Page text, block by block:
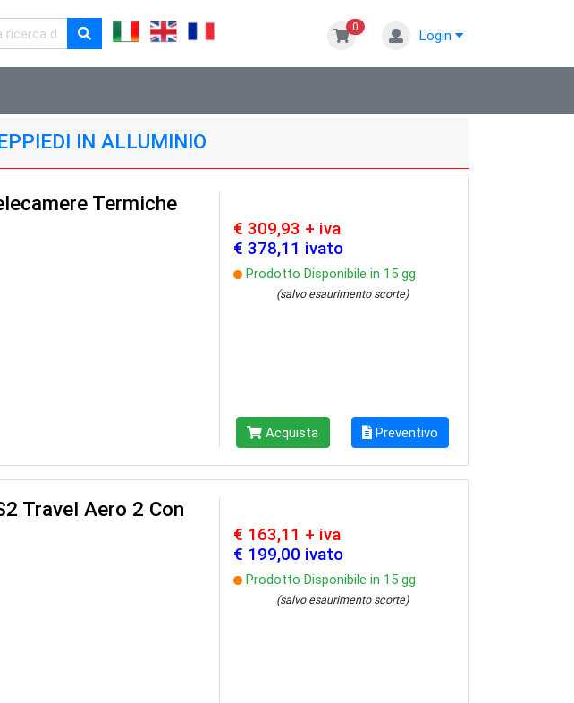
0
Login
IN ALLUMINIO
Termiche
€ 309,93 + iva
€ 378,11 ivato
Prodotto Disponibile in 15 gg
(salvo esaurimento scorte)
Acquista Preventivo
Travel Aero 2 Con
€ 163,11 + iva
€ 199,00 ivato
Prodotto Disponibile in 15 gg
(salvo esaurimento scorte)